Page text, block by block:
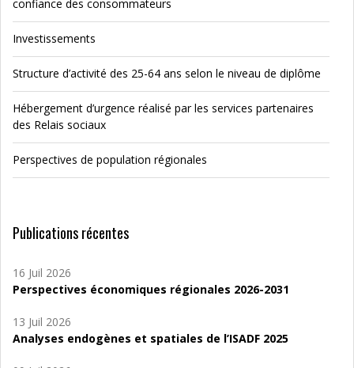
confiance des consommateurs
Investissements
Structure d’activité des 25-64 ans selon le niveau de diplôme
Hébergement d’urgence réalisé par les services partenaires
des Relais sociaux
Perspectives de population régionales
Publications récentes
16 Juil 2026
Perspectives économiques régionales 2026-2031
13 Juil 2026
Analyses endogènes et spatiales de l’ISADF 2025